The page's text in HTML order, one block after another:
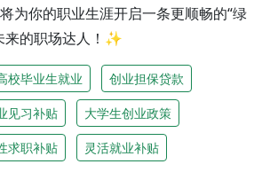
为你的职业生涯开启一条更顺畅的“绿
来的职场达人！✨
校毕业生就业 创业担保贷款
见习补贴 大学生创业政策
求职补贴 灵活就业补贴